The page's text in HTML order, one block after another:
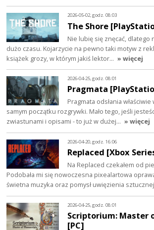
2026-05-02, godz. 08:03
The Shore
Nie lubię się znęcać, dlatego
dużo czasu. Kojarzycie na pewno taki motyw z
książek grozy, w którym jakiś lektor… » więcej
2026-04-25, godz. 08:01
Pragmata
Pragmata odsłania
samym początku rozgrywki. Mało tego, jeśli
zwiastunami i opisami - to już w dużej… » więcej
2026-04-20, godz. 16:06
Replaced [Xbox
Na Replaced czekałem od
Podobała mi się nowoczesna pixealartowa
świetna muzyka oraz pomysł uwięzienia
2026-04-25, godz. 08:01
Scriptorium: Master
[PC]